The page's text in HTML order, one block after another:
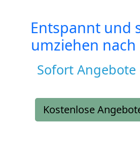
Entspannt und
umziehen nach
Sofort
Kostenlose